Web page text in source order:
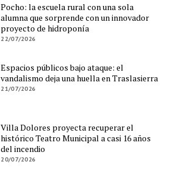
Pocho: la escuela rural con una sola
alumna que sorprende con un innovador
proyecto de hidroponía
22/07/2026
Espacios públicos bajo ataque: el
vandalismo deja una huella en Traslasierra
21/07/2026
Villa Dolores proyecta recuperar el
histórico Teatro Municipal a casi 16 años
del incendio
20/07/2026